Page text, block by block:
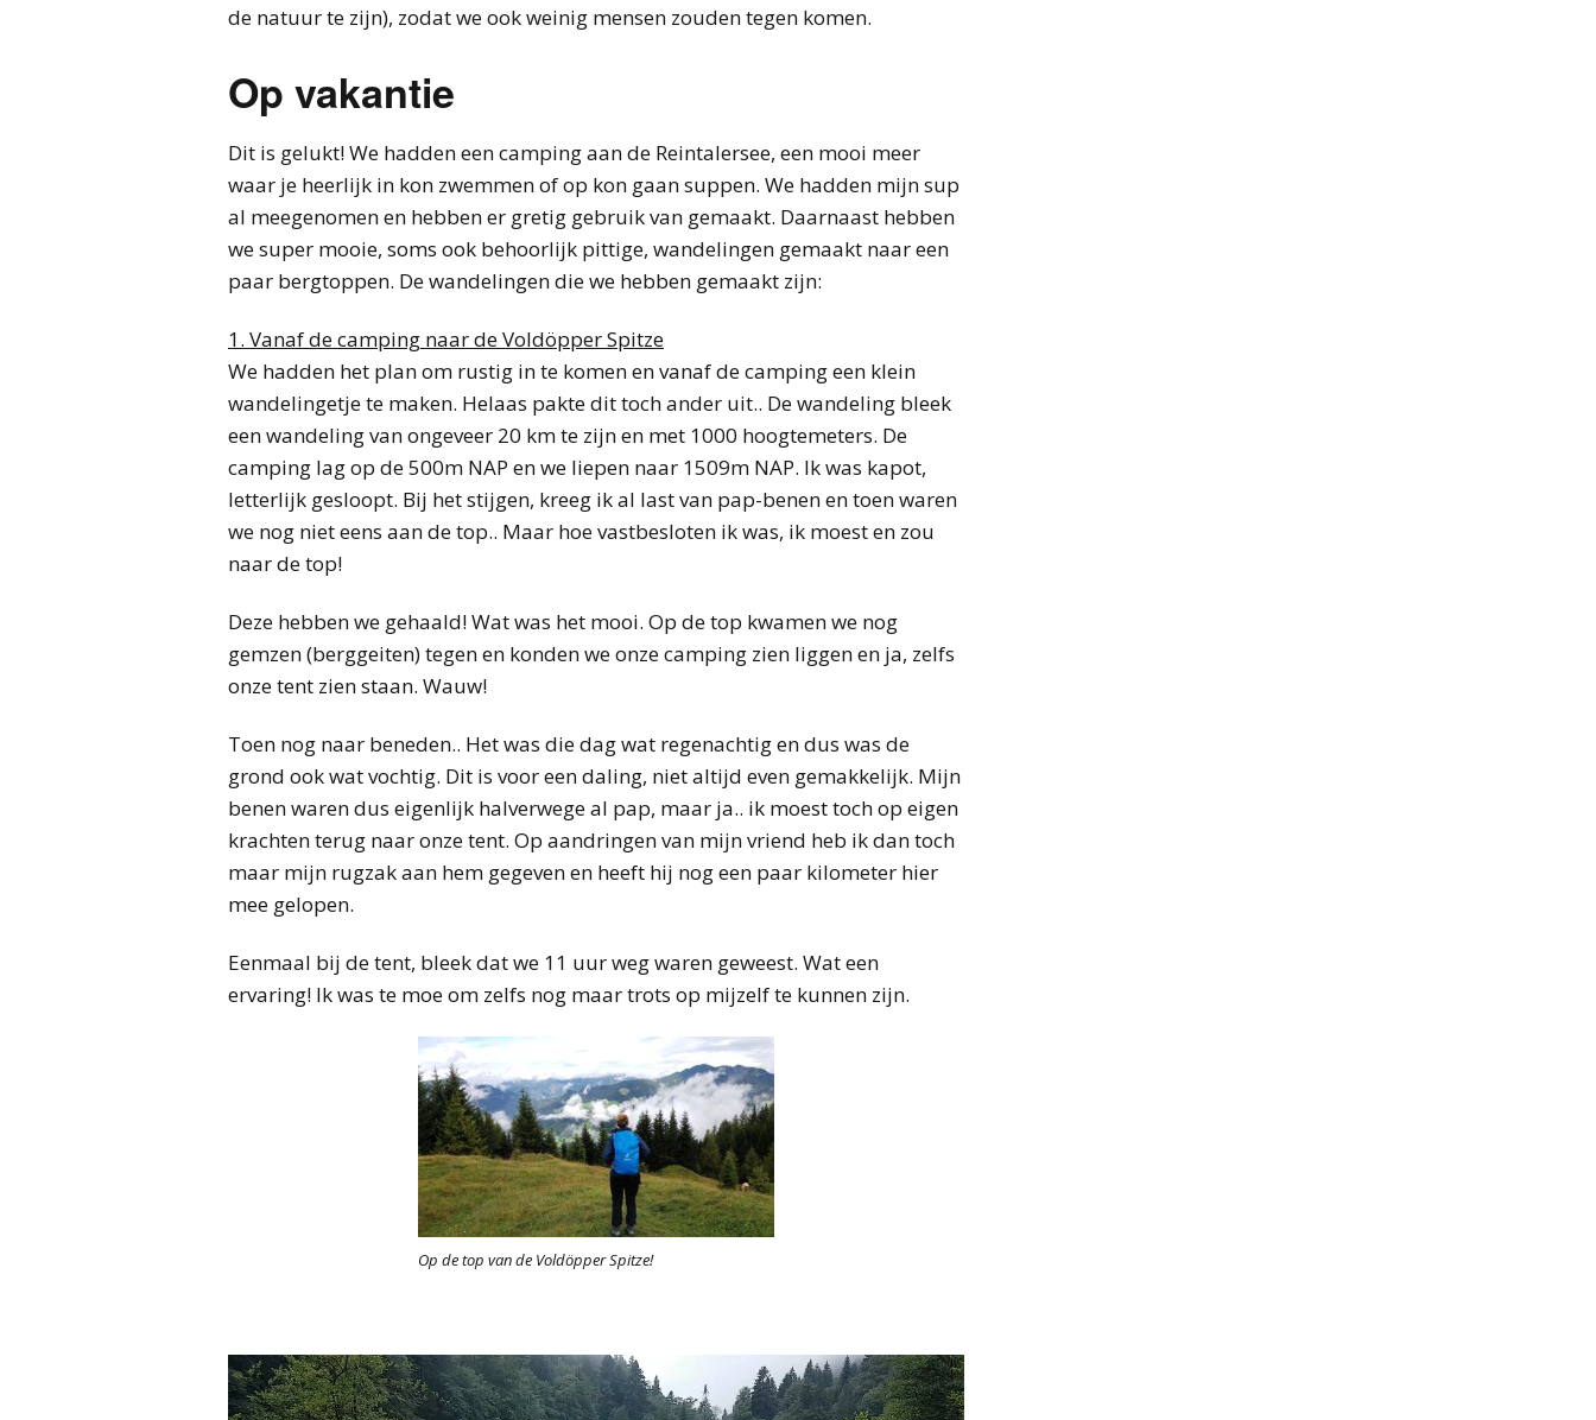
de natuur te zijn), zodat we ook weinig mensen zouden tegen komen.
Op vakantie
Dit is gelukt! We hadden een camping aan de Reintalersee, een mooi meer
waar je heerlijk in kon zwemmen of op kon gaan suppen. We hadden mijn sup
al meegenomen en hebben er gretig gebruik van gemaakt. Daarnaast hebben
we super mooie, soms ook behoorlijk pittige, wandelingen gemaakt naar een
paar bergtoppen. De wandelingen die we hebben gemaakt zijn:
1. Vanaf de camping naar de Voldöpper Spitze
We hadden het plan om rustig in te komen en vanaf de camping een klein
wandelingetje te maken. Helaas pakte dit toch ander uit.. De wandeling bleek
een wandeling van ongeveer 20 km te zijn en met 1000 hoogtemeters. De
camping lag op de 500m NAP en we liepen naar 1509m NAP. Ik was kapot,
letterlijk gesloopt. Bij het stijgen, kreeg ik al last van pap-benen en toen waren
we nog niet eens aan de top.. Maar hoe vastbesloten ik was, ik moest en zou
naar de top!
Deze hebben we gehaald! Wat was het mooi. Op de top kwamen we nog
gemzen (berggeiten) tegen en konden we onze camping zien liggen en ja, zelfs
onze tent zien staan. Wauw!
Toen nog naar beneden.. Het was die dag wat regenachtig en dus was de
grond ook wat vochtig. Dit is voor een daling, niet altijd even gemakkelijk. Mijn
benen waren dus eigenlijk halverwege al pap, maar ja.. ik moest toch op eigen
krachten terug naar onze tent. Op aandringen van mijn vriend heb ik dan toch
maar mijn rugzak aan hem gegeven en heeft hij nog een paar kilometer hier
mee gelopen.
Eenmaal bij de tent, bleek dat we 11 uur weg waren geweest. Wat een
ervaring! Ik was te moe om zelfs nog maar trots op mijzelf te kunnen zijn.
Op de top van de Voldöpper Spitze!
Videospeler